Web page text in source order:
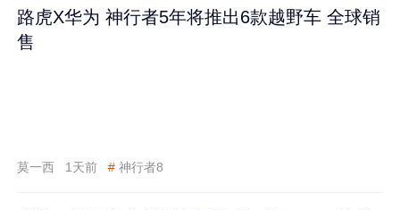
路虎X华为 神行者5年将推出6款越野车 全球销
售
莫一西 1天前 # 神行者8